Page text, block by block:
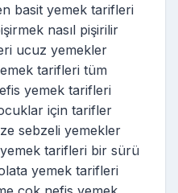
basit yemek tarifleri
nasıl pişirilir
ucuz yemekler
tarifleri tüm
yemek tarifleri
için tarifler
sebzeli yemekler
tarifleri bir sürü
yemek tarifleri